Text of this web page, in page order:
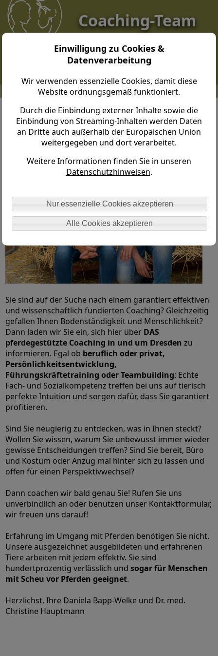
Einwilligung zu Cookies &
Datenverarbeitung
Wir verwenden essenzielle Cookies, damit diese
Website ordnungsgemäß funktioniert.
Durch die Einbindung externer Inhalte sowie die
Einbindung von Streaming-Inhalten werden Daten
an Dritte auch außerhalb der Europäischen Union
weitergegeben und dort verarbeitet.
Weitere Informationen finden Sie in unseren
Datenschutzhinweisen.
Nur essenzielle Cookies akzeptieren
Alle Cookies akzeptieren
Coaching-Team
Dresden
Coaching-Team Dresden > Home
Seien Sie herzlich willkommen!
Sie sind auf der Suche nach einem garantiert effektiven
und wissenschaftlich fundierten Coaching? Gleichzeitig
gefallen Ihnen Bodenständigkeit und Menschlichkeit?
Dann laden wir Sie ein, sich hier über DAS
pferdegestützte Coaching in und um Dresden zu
informieren. Egal ob beruflich oder privat,
Persönlichkeitsentwicklung,
Führungskräftetraining oder Teambuilding: Echte
Fach- und Sozialkompetenz treffen bei uns auf tierisch
perfekte Intuition und sorgen dafür, dass Sie garantiert
profitieren.
Sind Sie neugierig zu entdecken, was in Ihnen steckt?
Wollen Sie wissen, warum Sie unbewusst immer wieder
gewisse Entscheidungen treffen? Sind Sie bereit, Büro
und Kostüm oder Anzug mal hinter sich zu lassen und
offen für einen Perspektivwechsel?
Dann coachen wir bald genau Sie! Rufen Sie uns
unverbindlich an oder benutzen unser Kontaktformular,
wir freuen uns darauf!
Erfahrung im Umgang mit Pferden benötigen Sie nicht.
Unsere ausgezeichnet ausgebildeten und erfahrenen
Tiere arbeiten mit jedem effektiv. Sie sind
hundertprozentig verlässlich undsogar für Menschen
mit Scheu vor Pferden geeignet.
Herzlichst, Ihre Daniela Bapp-Welke und Dr. med.
Christine Hauptmann